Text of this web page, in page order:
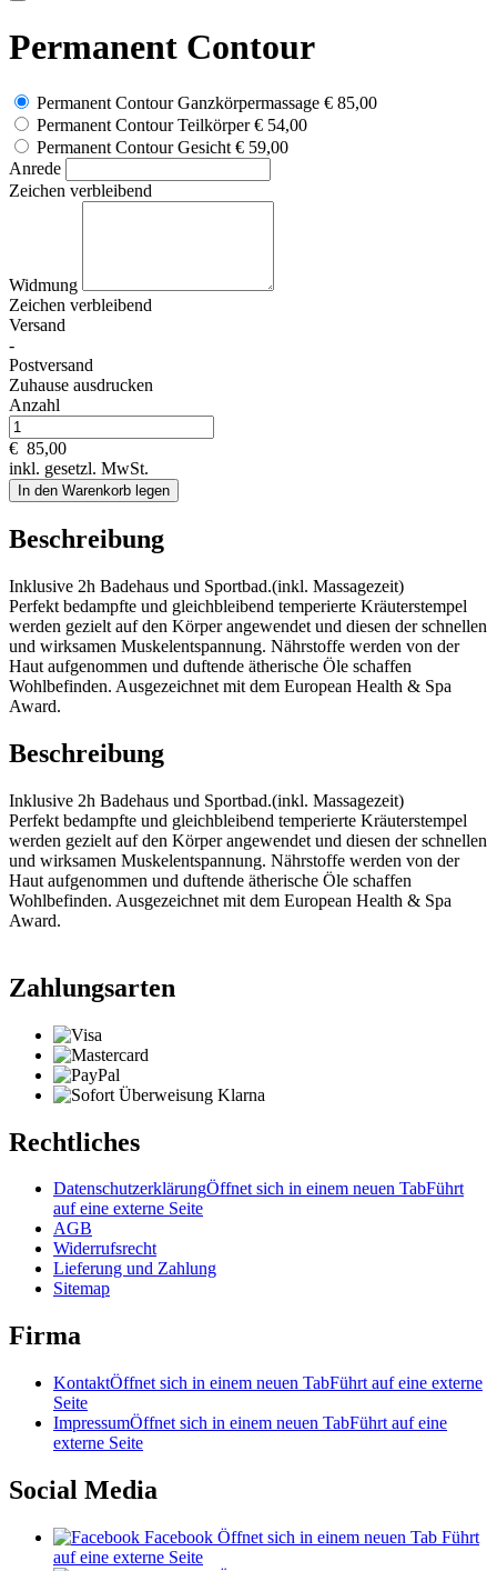
Permanent Contour
Permanent Contour Ganzkörpermassage € 85,00
Permanent Contour Teilkörper € 54,00
Permanent Contour Gesicht € 59,00
Anrede
Zeichen verbleibend
Widmung
Zeichen verbleibend
Versand
-
Postversand
Zuhause ausdrucken
Anzahl
€ 85,00
inkl. gesetzl. MwSt.
In den Warenkorb legen
Beschreibung
Inklusive 2h Badehaus und Sportbad.(inkl. Massagezeit)
Perfekt bedampfte und gleichbleibend temperierte Kräuterstempel
werden gezielt auf den Körper angewendet und diesen der schnellen
und wirksamen Muskelentspannung. Nährstoffe werden von der
Haut aufgenommen und duftende ätherische Öle schaffen
Wohlbefinden. Ausgezeichnet mit dem European Health & Spa
Award.
Beschreibung
Inklusive 2h Badehaus und Sportbad.(inkl. Massagezeit)
Perfekt bedampfte und gleichbleibend temperierte Kräuterstempel
werden gezielt auf den Körper angewendet und diesen der schnellen
und wirksamen Muskelentspannung. Nährstoffe werden von der
Haut aufgenommen und duftende ätherische Öle schaffen
Wohlbefinden. Ausgezeichnet mit dem European Health & Spa
Award.
Zahlungsarten
Rechtliches
DatenschutzerklärungÖffnet sich in einem neuen TabFührt
auf eine externe Seite
AGB
Widerrufsrecht
Lieferung und Zahlung
Sitemap
Firma
KontaktÖffnet sich in einem neuen TabFührt auf eine externe
Seite
ImpressumÖffnet sich in einem neuen TabFührt auf eine
externe Seite
Social Media
Facebook Öffnet sich in einem neuen Tab Führt
auf eine externe Seite